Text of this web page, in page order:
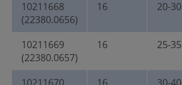
10211668
(22380.0656)
16 20-30
10211669
(22380.0657)
16 25-35